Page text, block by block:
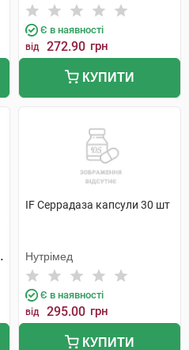
Є в наявності
від 272.90 грн
КУПИТИ
IF Серрадаза капсули 30 шт
Нутрімед
Є в наявності
від 295.00 грн
КУПИТИ